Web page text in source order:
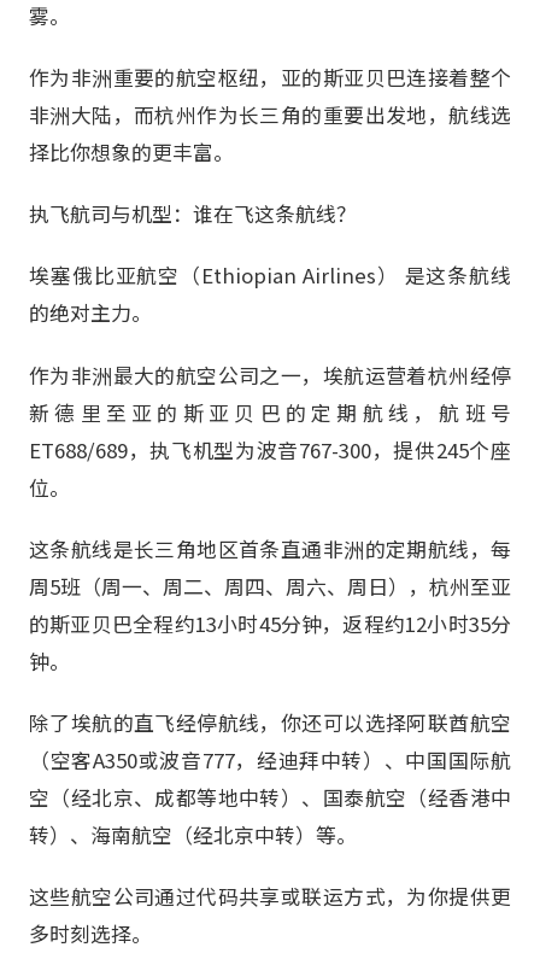
雾。
作为非洲重要的航空枢纽，亚的斯亚贝巴连接着整个
非洲大陆，而杭州作为长三角的重要出发地，航线选
择比你想象的更丰富。
执飞航司与机型：谁在飞这条航线？
埃塞俄比亚航空（Ethiopian Airlines） 是这条航线
的绝对主力。
作为非洲最大的航空公司之一，埃航运营着杭州经停
新德里至亚的斯亚贝巴的定期航线，航班号
ET688/689，执飞机型为波音767-300，提供245个座
位。
这条航线是长三角地区首条直通非洲的定期航线，每
周5班（周一、周二、周四、周六、周日），杭州至亚
的斯亚贝巴全程约13小时45分钟，返程约12小时35分
钟。
除了埃航的直飞经停航线，你还可以选择阿联酋航空
（空客A350或波音777，经迪拜中转）、中国国际航
空（经北京、成都等地中转）、国泰航空（经香港中
转）、海南航空（经北京中转）等。
这些航空公司通过代码共享或联运方式，为你提供更
多时刻选择。